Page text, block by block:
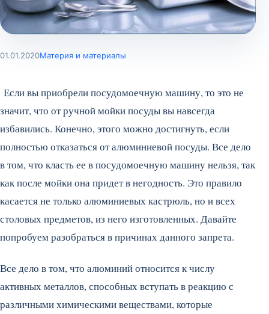
01.01.2020Материя и материалы
Если вы приобрели посудомоечную машину, то это не
значит, что от ручной мойки посуды вы навсегда
избавились. Конечно, этого можно достигнуть, если
полностью отказаться от алюминиевой посуды. Все дело
в том, что класть ее в посудомоечную машину нельзя, так
как после мойки она придет в негодность. Это правило
касается не только алюминиевых кастрюль, но и всех
столовых предметов, из него изготовленных. Давайте
попробуем разобраться в причинах данного запрета.
Все дело в том, что алюминий относится к числу
активных металлов, способных вступать в реакцию с
различными химическими веществами, которые